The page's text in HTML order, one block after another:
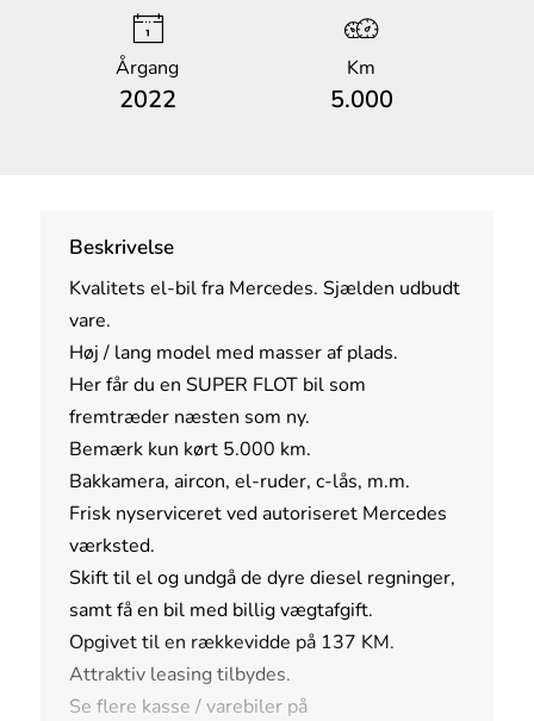
Årgang
2022
Km
5.000
Beskrivelse
Kvalitets el-bil fra Mercedes. Sjælden udbudt
vare.
Høj / lang model med masser af plads.
Her får du en SUPER FLOT bil som
fremtræder næsten som ny.
Bemærk kun kørt 5.000 km.
Bakkamera, aircon, el-ruder, c-lås, m.m.
Frisk nyserviceret ved autoriseret Mercedes
værksted.
Skift til el og undgå de dyre diesel regninger,
samt få en bil med billig vægtafgift.
Opgivet til en rækkevidde på 137 KM.
Attraktiv leasing tilbydes.
Se flere kasse / varebiler på